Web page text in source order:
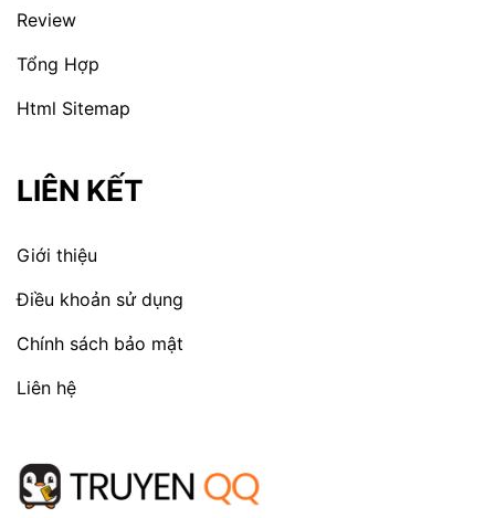
Review
Tổng Hợp
Html Sitemap
LIÊN KẾT
Giới thiệu
Điều khoản sử dụng
Chính sách bảo mật
Liên hệ